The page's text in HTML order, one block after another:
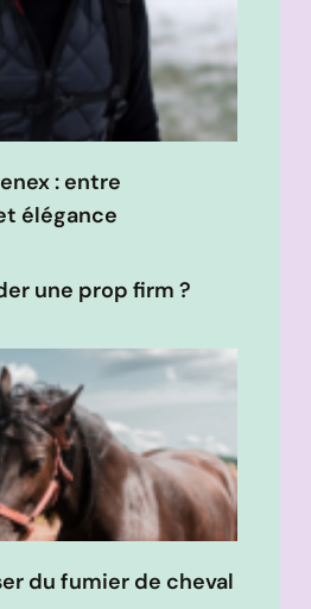
: entre
élégance
une prop firm ?
du fumier de cheval